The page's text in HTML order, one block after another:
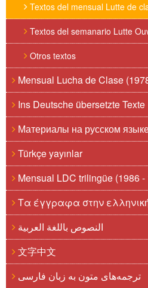
Textos del mensual Lutte de
Textos del semanario Lutte
Otros textos
Mensual Lucha de Clase
Ins Deutsche übersetzte Texte
Материалы на русском
Türkçe yayınlar
Mensual LDC trilingüe (1986 -
Τα έγγραφα στην
النصوص باللغة العربية
文字中文
ترجمه‌های متون به زبان فارسی